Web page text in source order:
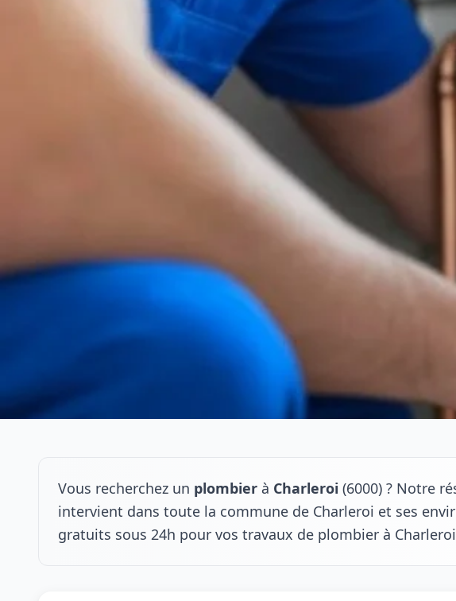
Vous recherchez un plombier à Charleroi (6000) ? Notre
intervient dans toute la commune de Charleroi et ses
gratuits sous 24h pour vos travaux de plombier à